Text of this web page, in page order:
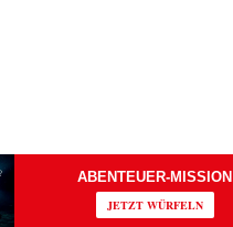
ABENTEUER-MISSION
JETZT WÜRFELN